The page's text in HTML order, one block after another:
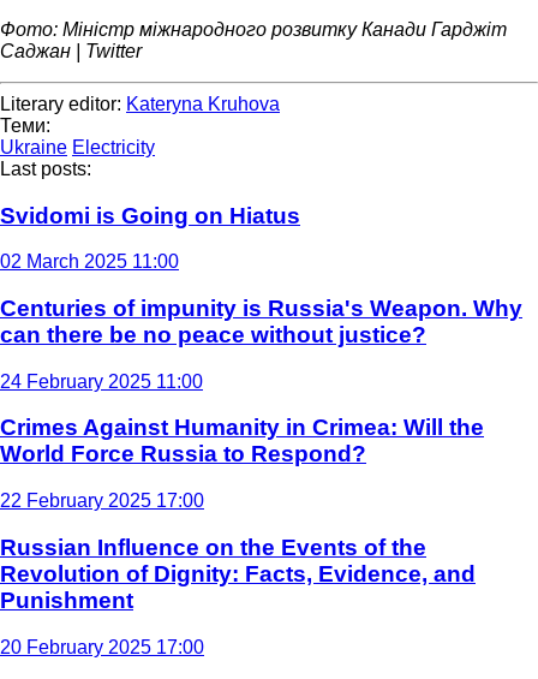
Фото: Міністр міжнародного розвитку Канади Гарджіт
Саджан | Twitter
Literary editor: Kateryna Kruhova
Теми:
Ukraine Electricity
Last posts:
Svidomi is Going on Hiatus
02 March 2025 11:00
Centuries of impunity is Russia's Weapon. Why
can there be no peace without justice?
24 February 2025 11:00
Crimes Against Humanity in Crimea: Will the
World Force Russia to Respond?
22 February 2025 17:00
Russian Influence on the Events of the
Revolution of Dignity: Facts, Evidence, and
Punishment
20 February 2025 17:00